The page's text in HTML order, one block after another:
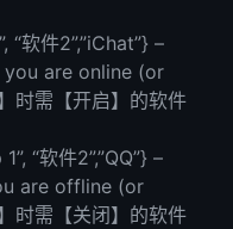
软件2”,”iChat”} –
are online (or
时需【开启】的软件
“软件2”,”QQ”} –
are offline (or
时需【关闭】的软件